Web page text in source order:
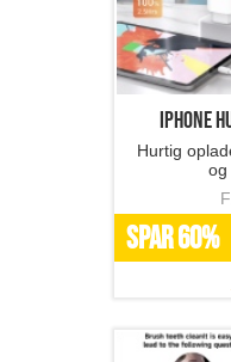
iPhone
Hurtig
og
SPAR 60%